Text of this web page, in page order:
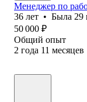
Менеджер по
36 лет • Была 29
50 000 ₽
Общий опыт
2 года 11 месяцев